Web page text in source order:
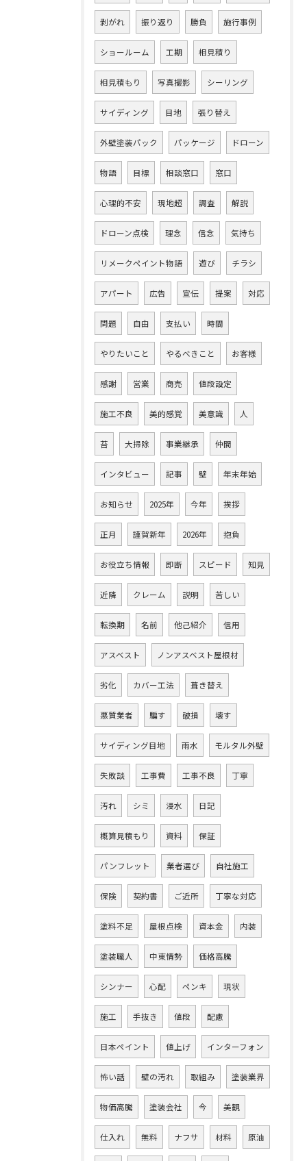
剥がれ 振り返り 勝負 施行事例
ショールーム 工期 相見積り
相見積もり 写真撮影 シーリング
サイディング 目地 張り替え
外壁塗装パック パッケージ ドローン
物語 目標 相談窓口 窓口
心理的不安 現地超 調査 解説
ドローン点検 理念 信念 気持ち
リメークペイント物語 遊び チラシ
アパート 広告 宣伝 提案 対応
問題 自由 支払い 時間
やりたいこと やるべきこと お客様
感謝 営業 商売 値段設定
施工不良 美的感覚 美意識 人
苔 大掃除 事業継承 仲間
インタビュー 記事 壁 年末年始
お知らせ 2025年 今年 挨拶
正月 謹賀新年 2026年 抱負
お役立ち情報 即断 スピード 知見
近隣 クレーム 説明 苦しい
転換期 名前 他己紹介 信用
アスベスト ノンアスベスト屋根材
劣化 カバー工法 葺き替え
悪質業者 騙す 破損 壊す
サイディング目地 雨水 モルタル外壁
失敗談 工事費 工事不良 丁寧
汚れ シミ 浸水 日記
概算見積もり 資料 保証
パンフレット 業者選び 自社施工
保険 契約書 ご近所 丁寧な対応
塗料不足 屋根点検 資本金 内装
塗装職人 中東情勢 価格高騰
シンナー 心配 ペンキ 現状
施工 手抜き 値段 配慮
日本ペイント 値上げ インターフォン
怖い話 壁の汚れ 取組み 塗装業界
物価高騰 塗装会社 今 美観
仕入れ 無料 ナフサ 材料 原油